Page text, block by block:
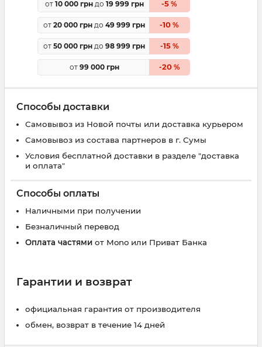
от 10 000 грндо 19 999 грн -5 %
от 20 000 грн до 49 999 грн -10 %
от 50 000 грн до 98 999 грн -15%
от 99 000 грн -20%
Способы доставки
Самовывоз из Новой почты или доставка курьером
Самовывоз из состава партнеров в г. Сумы
Условия бесплатной доставки в разделе "доставка
и оплата"
Способы оплаты
Наличными при получении
Безналичный перевод
Оплата частями от Mono или Приват Банка
Гарантии и возврат
официальная гарантия от производителя
обмен, возврат в течение 14 дней